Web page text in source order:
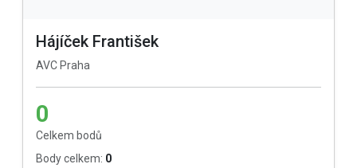
Hájíček František
AVC Praha
0
Celkem bodů
Body celkem: 0